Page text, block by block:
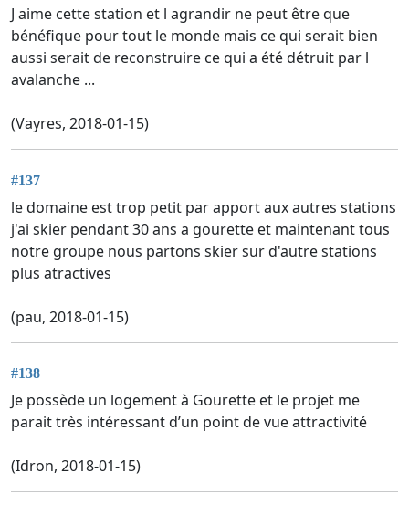
J aime cette station et l agrandir ne peut être que
bénéfique pour tout le monde mais ce qui serait bien
aussi serait de reconstruire ce qui a été détruit par l
avalanche ...
(Vayres, 2018-01-15)
#137
le domaine est trop petit par apport aux autres stations
j'ai skier pendant 30 ans a gourette et maintenant tous
notre groupe nous partons skier sur d'autre stations
plus atractives
(pau, 2018-01-15)
#138
Je possède un logement à Gourette et le projet me
parait très intéressant d’un point de vue attractivité
(Idron, 2018-01-15)